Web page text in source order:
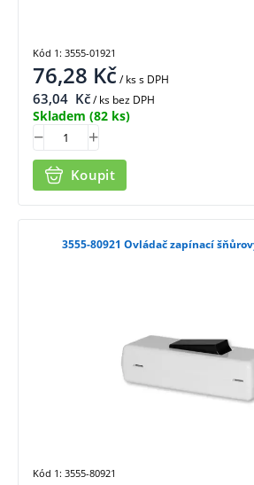
76,28 Kč/ kss DPH
63,04 Kč/ ks bez DPH
Skladem (82 ks)
Koupit
Kód 1: 3555-01921
3555-80921 Ovládač zapínací
Kód 1: 3555-80921